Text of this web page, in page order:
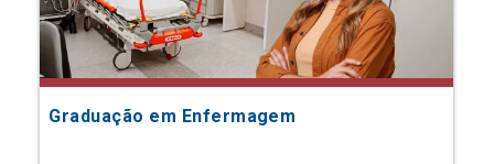
Graduação em Enfermagem